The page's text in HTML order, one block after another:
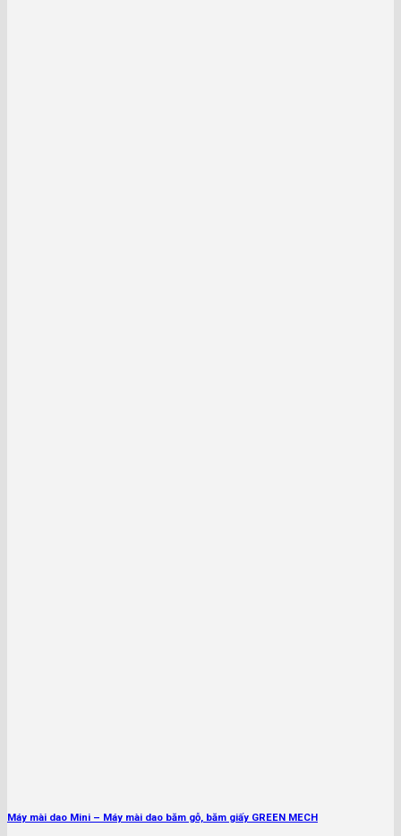
Máy mài dao Mini – Máy mài dao băm gỗ, băm giấy GREEN MECH